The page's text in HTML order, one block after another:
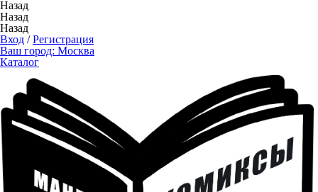
Назад
Назад
Назад
Вход /Регистрация
Ваш город: Москва
Каталог